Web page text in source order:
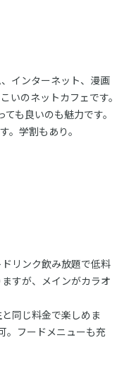
インターネット、漫画
いのネットカフェです。
も良いのも魅力です。
。学割もあり。
リンク飲み放題で低料
すが、メインがカラオ
同じ料金で楽しめま
。フードメニューも充